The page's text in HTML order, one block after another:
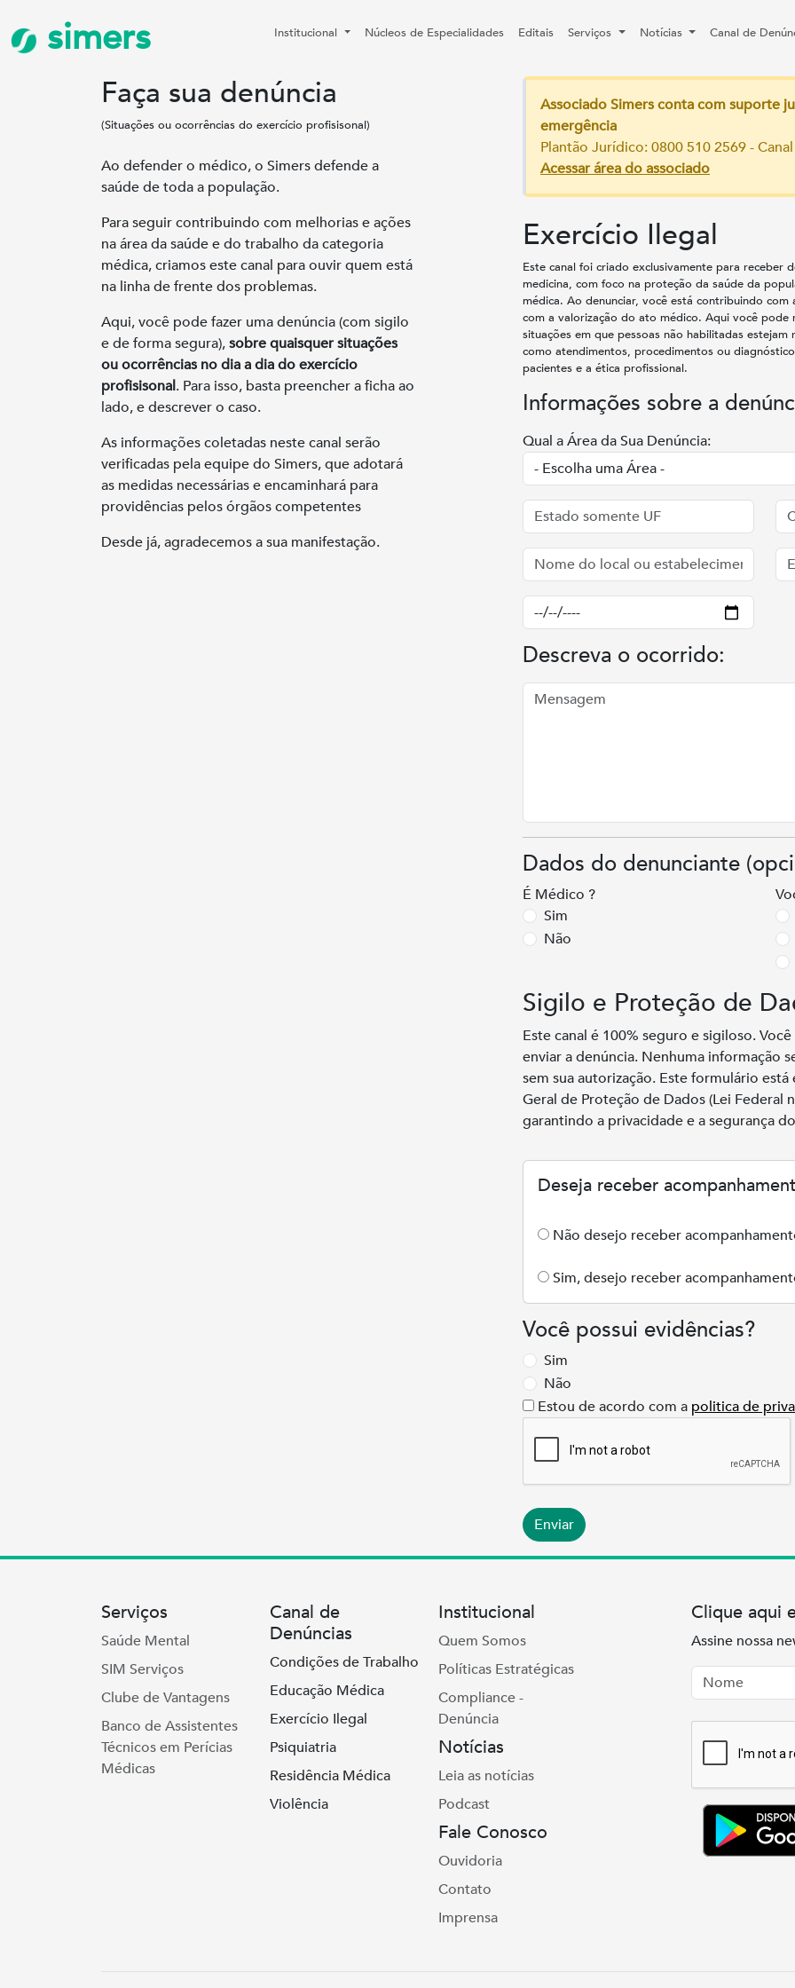
simers Institucional Núcleos de Especialidades Editais Serviços Notícias Canal de
Faça sua denúncia
(Situações ou ocorrências do exercício profisisonal)
Ao defender o médico, o Simers defende a
saúde de toda a população.
Para seguir contribuindo com melhorias e ações
na área da saúde e do trabalho da categoria
médica, criamos este canal para ouvir quem está
na linha de frente dos problemas.
Aqui, você pode fazer uma denúncia (com sigilo
e de forma segura),sobre quaisquer situações
ou ocorrências no dia a dia do exercício
profisisonal. Para isso, basta preencher a ficha ao
lado, e descrever o caso.
As informações coletadas neste canal serão
verificadas pela equipe do Simers, que adotará
as medidas necessárias e encaminhará para
providências pelos órgãos competentes
Desde já, agradecemos a sua manifestação.
Associado Simers conta com suporte
emergência
Plantão Jurídico: 0800 510 2569 -
Acessar área do associado
Exercício Ilegal
Este canal foi criado exclusivamente para receber
medicina, com foco na proteção da saúde da
médica. Ao denunciar, você está contribuindo
com a valorização do ato médico. Aqui você pode
situações em que pessoas não habilitadas
como atendimentos, procedimentos ou
pacientes e a ética profissional.
Informações sobre a
Qual a Área da Sua Denúncia:
Descreva o ocorrido:
Dados do denunciante
É Médico ?
Sim
Não
Sigilo e Proteção de
Este canal é 100% seguro e sigiloso.
enviar a denúncia. Nenhuma informação
sem sua autorização. Este formulário
Geral de Proteção de Dados (Lei Federal
garantindo a privacidade e a segurança
Deseja receber
Não desejo receber
Sim, desejo receber
Você possui evidências?
Sim
Não
Estou de acordo com a politica de
Enviar
Serviços
Saúde Mental
SIM Serviços
Clube de Vantagens
Banco de Assistentes
Técnicos em Perícias
Médicas
Canal de
Denúncias
Condições de Trabalho
Educação Médica
Exercício Ilegal
Psiquiatria
Residência Médica
Violência
Institucional
Quem Somos
Políticas Estratégicas
Compliance -
Denúncia
Notícias
Leia as notícias
Podcast
Fale Conosco
Ouvidoria
Contato
Imprensa
Clique aqui
Assine nossa
Nome
Email